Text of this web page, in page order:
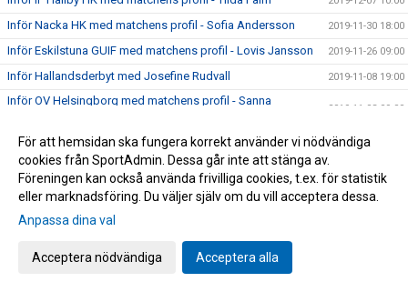
Inför Nacka HK med matchens profil - Sofia Andersson 2019-11-30 18:00
Inför Eskilstuna GUIF med matchens profil - Lovis Jansson 2019-11-26 09:00
Inför Hallandsderbyt med Josefine Rudvall 2019-11-08 19:00
Inför OV Helsingborg med matchens profil - Sanna
2019-11-03 09:00
Högersexan Emelie Batista klar för HK Aranäs 2019-10-23 10:40
Damer A Säsongen 19/20 2019-10-17 15:26
Gå till Webbversion
För att hemsidan ska fungera korrekt använder vi nödvändiga
cookies från SportAdmin. Dessa går inte att stänga av.
Föreningen kan också använda frivilliga cookies, t.ex. för statistik
eller marknadsföring. Du väljer själv om du vill acceptera dessa.
Anpassa dina val
Acceptera nödvändiga Acceptera alla